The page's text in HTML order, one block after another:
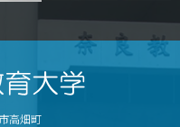
高畑町